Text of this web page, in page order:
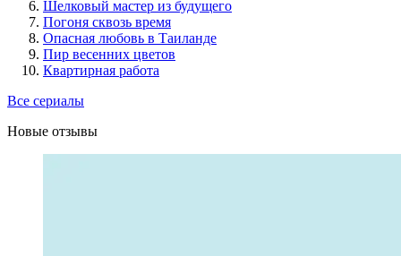
Шелковый мастер из будущего
Погоня сквозь время
Опасная любовь в Таиланде
Пир весенних цветов
Квартирная работа
Все сериалы
Новые отзывы